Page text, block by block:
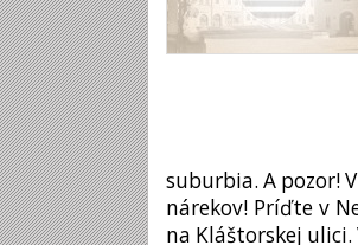
suburbia. A pozor!
nárekov! Príďte v
na Kláštorskej